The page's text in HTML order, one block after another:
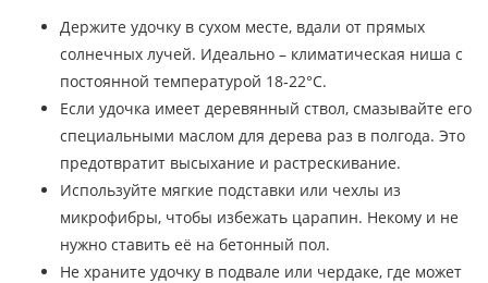
Держите удочку в сухом месте, вдали от прямых
солнечных лучей. Идеально – климатическая ниша с
постоянной температурой 18‑22°C.
Если удочка имеет деревянный ствол, смазывайте его
специальными маслом для дерева раз в полгода. Это
предотвратит высыхание и растрескивание.
Используйте мягкие подставки или чехлы из
микрофибры, чтобы избежать царапин. Некому и не
нужно ставить её на бетонный пол.
Не храните удочку в подвале или чердаке, где может